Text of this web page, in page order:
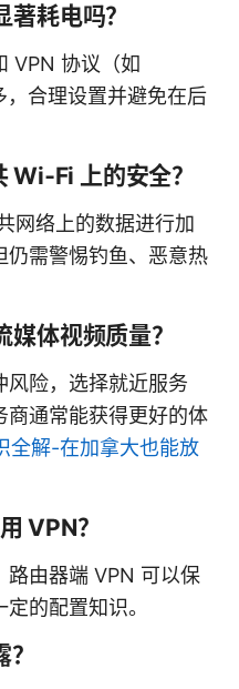
耗电吗？
VPN 协议（如
合理设置并避免在后
上的安全？
网络上的数据进行加
仍需警惕钓鱼、恶意热
体视频质量？
风险，选择就近服务
商通常能获得更好的体
全解-在加拿大也能放
VPN？
路由器端 VPN 可以保
的配置知识。